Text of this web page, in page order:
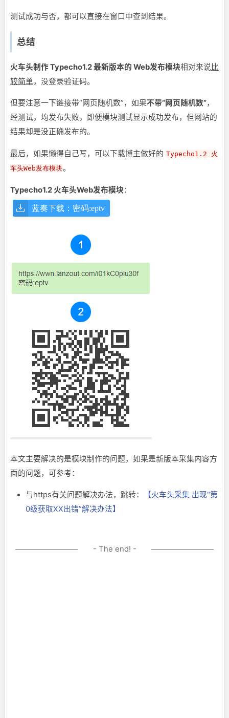
测试成功与否，都可以直接在窗口中查到结果。
总结
火车头制作 Typecho1.2 最新版本的 Web发布模块相对来说比
较简单，没登录验证码。
但要注意一下链接带“网页随机数”，如果不带“网页随机数”，
经测试，均发布失败，即便模块测试显示成功发布，但网站的
结果却是没正确发布的。
最后，如果懒得自己写，可以下载博主做好的 Typecho1.2 火
车头Web发布模块。
Typecho1.2 火车头Web发布模块：
蓝奏下载：密码:eptv
本文主要解决的是模块制作的问题，如果是新版本采集内容方
面的问题，可参考：
与https有关问题解决办法，跳转：
【火车头采集 出现“第
0级获取XX出错”解决办法】
- The end! -